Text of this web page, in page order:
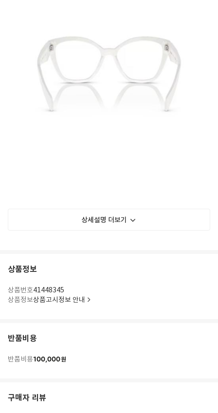
상세설명 더보기
상품정보
상품번호41448345
상품정보상품고시정보 안내
반품비용
반품비용100,000원
구매자 리뷰